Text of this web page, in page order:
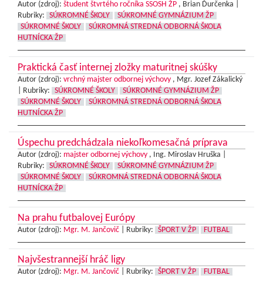
Autor (zdroj): študent štvrtého ročníka SSOSH ŽP , Brian Ďurčenka |
Rubriky:
SÚKROMNÉ ŠKOLY
SÚKROMNÉ GYMNÁZIUM ŽP
SÚKROMNÉ ŠKOLY
SÚKROMNÁ STREDNÁ ODBORNÁ ŠKOLA
HUTNÍCKA ŽP
Praktická časť internej zložky maturitnej skúšky
Autor (zdroj): vrchný majster odbornej výchovy , Mgr. Jozef Zákalický
Rubriky: SÚKROMNÉ ŠKOLY
SÚKROMNÉ GYMNÁZIUM ŽP
SÚKROMNÉ ŠKOLY
SÚKROMNÁ STREDNÁ ODBORNÁ ŠKOLA
HUTNÍCKA ŽP
Úspechu predchádzala niekoľkomesačná príprava
Autor (zdroj): majster odbornej výchovy , Ing. Miroslav Hruška |
Rubriky:
SÚKROMNÉ ŠKOLY
SÚKROMNÉ GYMNÁZIUM ŽP
SÚKROMNÉ ŠKOLY
SÚKROMNÁ STREDNÁ ODBORNÁ ŠKOLA
HUTNÍCKA ŽP
Na prahu futbalovej Európy
Autor (zdroj): Mgr. M. Jančovič Rubriky: ŠPORT V ŽP FUTBAL
Najvšestrannejší hráč ligy
Autor (zdroj): Mgr. M. Jančovič Rubriky: ŠPORT V ŽP FUTBAL